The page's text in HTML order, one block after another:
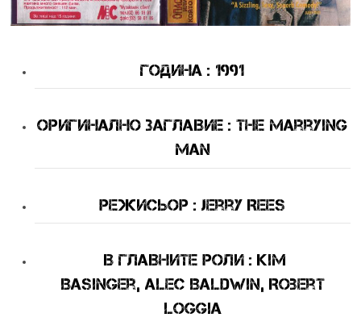
Година : 1991
Оригинално Заглавие : The Marrying
Man
Режисьор : Jerry Rees
В Главните Роли : Kim
Basinger, Alec Baldwin, Robert
Loggia